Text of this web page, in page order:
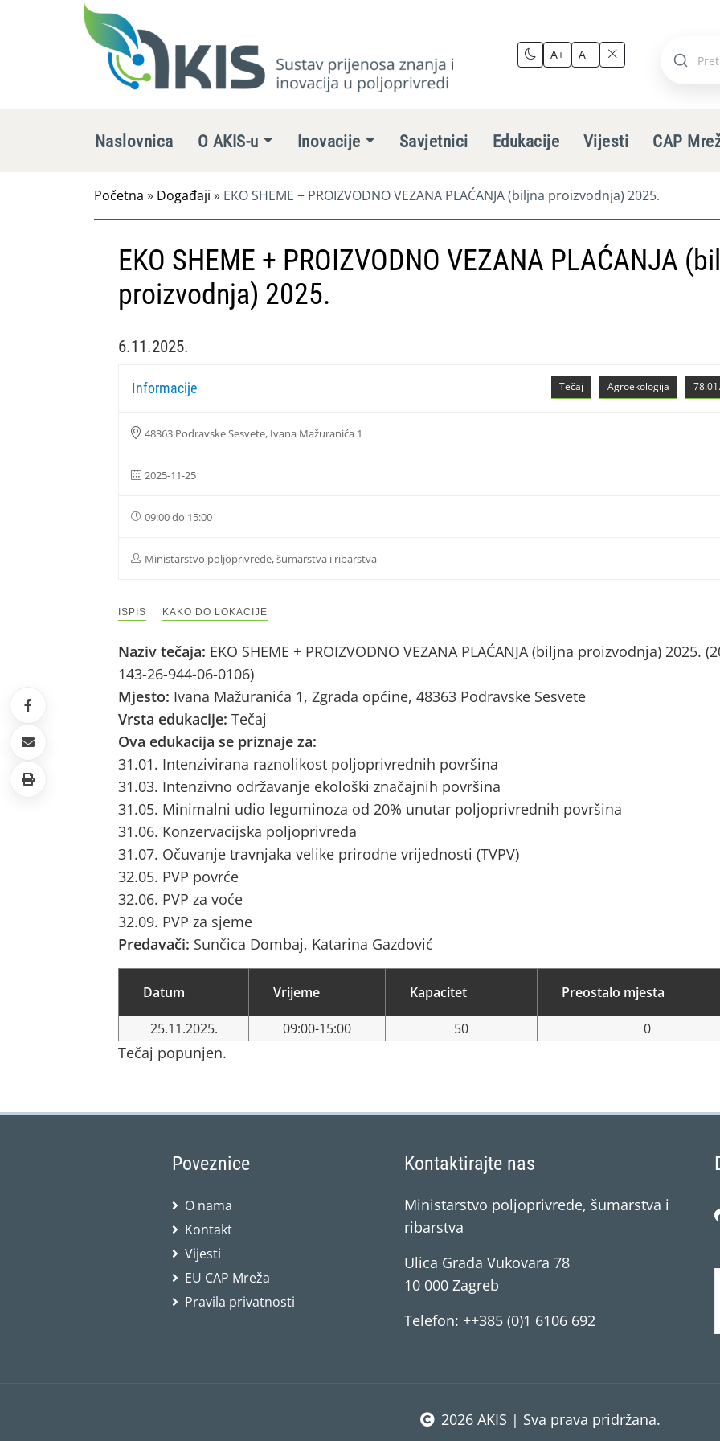
A+ A−
Pretraži
Naslovnica O AKIS-u Inovacije Savjetnici Edukacije Vijesti CAP
Početna » Događaji » EKO SHEME + PROIZVODNO VEZANA PLAĆANJA (biljna proizvodnja) 2025.
EKO SHEME + PROIZVODNO VEZANA PLAĆANJA
proizvodnja) 2025.
6.11.2025.
Agroekologija
Tečaj
Informacije
48363 Podravske Sesvete, Ivana Mažuranića 1
2025-11-25
09:00 do 15:00
Ministarstvo poljoprivrede, šumarstva i ribarstva
ISPIS KAKO DO LOKACIJE
Naziv tečaja: EKO SHEME + PROIZVODNO VEZANA PLAĆANJA (biljna proizvodnja) 2025.
143-26-944-06-0106)
Mjesto: Ivana Mažuranića 1, Zgrada općine, 48363 Podravske Sesvete
Vrsta edukacije: Tečaj
Ova edukacija se priznaje za:
31.01. Intenzivirana raznolikost poljoprivrednih površina
31.03. Intenzivno održavanje ekološki značajnih površina
31.05. Minimalni udio leguminoza od 20% unutar poljoprivrednih površina
31.06. Konzervacijska poljoprivreda
31.07. Očuvanje travnjaka velike prirodne vrijednosti (TVPV)
32.05. PVP povrće
32.06. PVP za voće
32.09. PVP za sjeme
Predavači: Sunčica Dombaj, Katarina Gazdović
Datum Vrijeme Kapacitet Preostalo mjesta
25.11.2025. 09:00-15:00 50 0
Tečaj popunjen.
Poveznice
O nama
Kontakt
Vijesti
EU CAP Mreža
Pravila privatnosti
Kontaktirajte nas
Ministarstvo poljoprivrede, šumarstva i
ribarstva
Ulica Grada Vukovara 78
10 000 Zagreb
Telefon: ++385 (0)1 6106 692
2026 AKIS | Sva prava pridržana.